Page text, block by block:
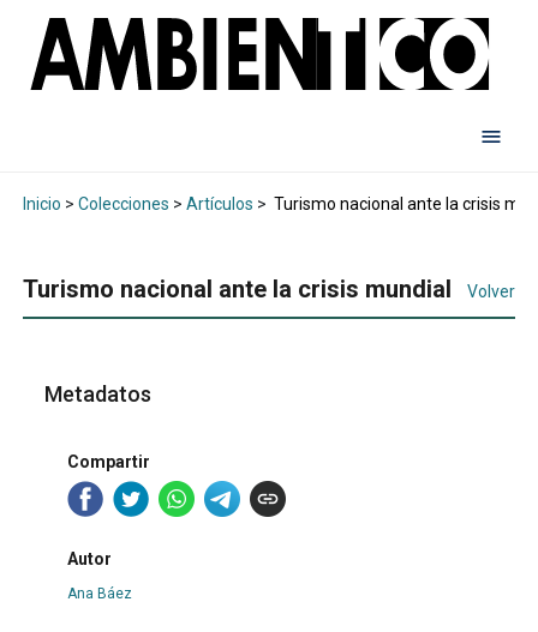
Inicio > Colecciones > Artículos > Turismo nacional ante la crisis
Turismo nacional ante la crisis mundial Volver
Metadatos
Compartir
Autor
Ana Báez